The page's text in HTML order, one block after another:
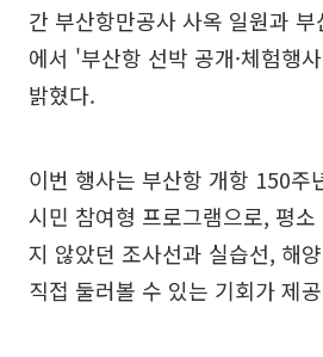
간 부산항만공사 사옥 일원과
에서 '부산항 선박 공개·체험행
밝혔다.
이번 행사는 부산항 개항 150주
시민 참여형 프로그램으로, 평
지 않았던 조사선과 실습선, 해
직접 둘러볼 수 있는 기회가 제